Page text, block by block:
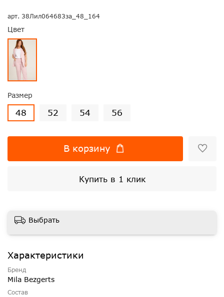
арт. 38Лил064683за_48_164
Цвет
Размер
48 52 54 56
В корзину
Купить в 1 клик
Выбрать
Характеристики
Бренд
Mila Bezgerts
Состав